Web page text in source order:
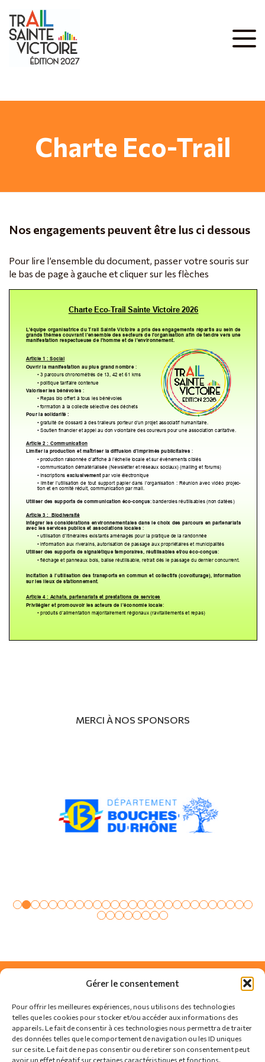
Gérer le consentement
Pour offrir les meilleures expériences, nous utilisons des technologies
telles que les cookies pour stocker et/ou accéder aux informations des
appareils. Le fait de consentir à ces technologies nous permettra de traiter
des données telles que le comportement de navigation ou les ID uniques
sur ce site. Le fait de ne pas consentir ou de retirer son consentement peut
avoir un effet négatif sur certaines caractéristiques et fonctions.
Charte Eco-Trail
Nos engagements peuvent être lus ci dessous
Pour lire l’ensemble du document, passer votre souris sur
le bas de page à gauche et cliquer sur les flèches
MERCI À NOS SPONSORS